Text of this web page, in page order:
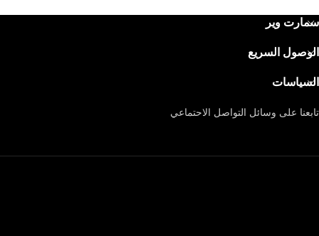
سمارت وير
الوصول السريع
السياسات
تابعنا على وسائل التواصل الاحتماعي